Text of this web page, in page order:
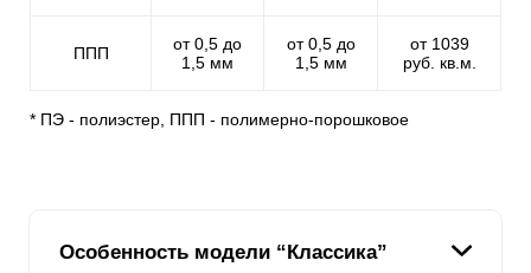
ППП
от 0,5 до
1,5 мм
от 0,5 до
1,5 мм
от 1039
руб. кв.м.
* ПЭ - полиэстер, ППП - полимерно-порошковое
Особенность модели “Классика”